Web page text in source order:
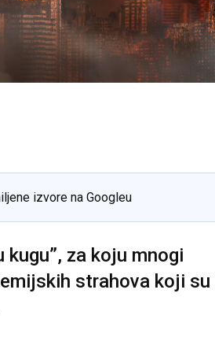
izvore na Googleu
za koju mnogi
strahova koji su